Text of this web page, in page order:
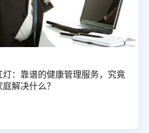
灯：靠谱的健康管理服务，究竟
解决什么？